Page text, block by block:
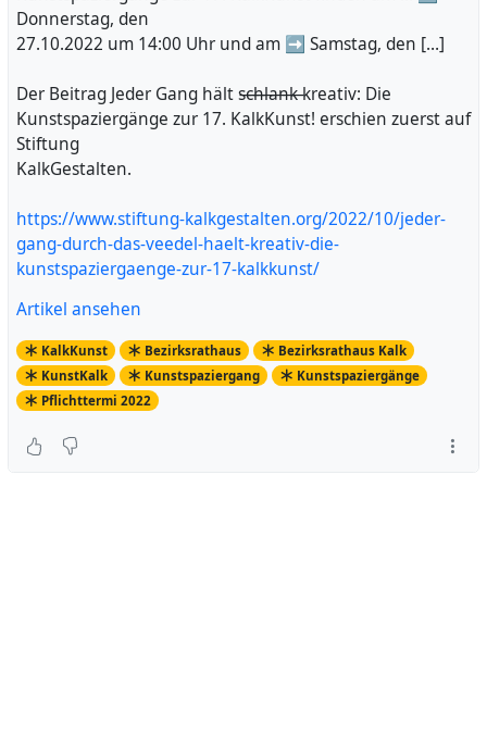
Donnerstag, den
27.10.2022 um 14:00 Uhr und am ➡️ Samstag, den […]
Der Beitrag Jeder Gang hält s̶c̶h̶l̶a̶n̶k̶ kreativ: Die
Kunstspaziergänge zur 17. KalkKunst! erschien zuerst auf
Stiftung
KalkGestalten.
https://www.stiftung-kalkgestalten.org/2022/10/jeder-
gang-durch-das-veedel-haelt-kreativ-die-
kunstspaziergaenge-zur-17-kalkkunst/
Artikel ansehen
KalkKunst Bezirksrathaus
Bezirksrathaus Kalk
KunstKalk
Kunstspaziergang
Kunstspaziergänge
Pflichttermi 2022